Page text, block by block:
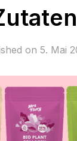
on 5. Mai